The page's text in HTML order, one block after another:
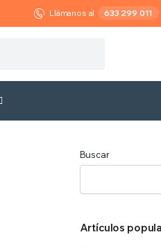
Llámanos al 633 299 011
Buscar
Artículos